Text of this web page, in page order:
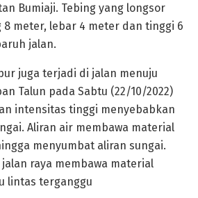
Bumiaji. Tebing yang longsor
meter, lebar 4 meter dan tinggi 6
jalan.
juga terjadi di jalan menuju
Talun pada Sabtu (22/10/2022)
intensitas tinggi menyebabkan
Aliran air membawa material
menyumbat aliran sungai.
raya membawa material
lintas terganggu